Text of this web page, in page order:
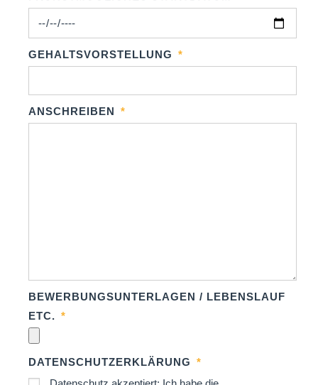
GEHALTSVORSTELLUNG
ANSCHREIBEN
BEWERBUNGSUNTERLAGEN / LEBENSLAUF
ETC.
DATENSCHUTZERKLÄRUNG